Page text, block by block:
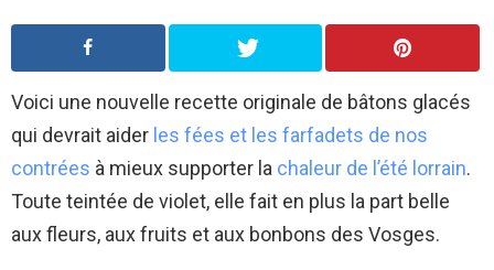
Voici une nouvelle recette originale de bâtons glacés
qui devrait aider les fées et les farfadets de nos
contrées à mieux supporter la chaleur de l’été lorrain.
Toute teintée de violet, elle fait en plus la part belle
aux fleurs, aux fruits et aux bonbons des Vosges.